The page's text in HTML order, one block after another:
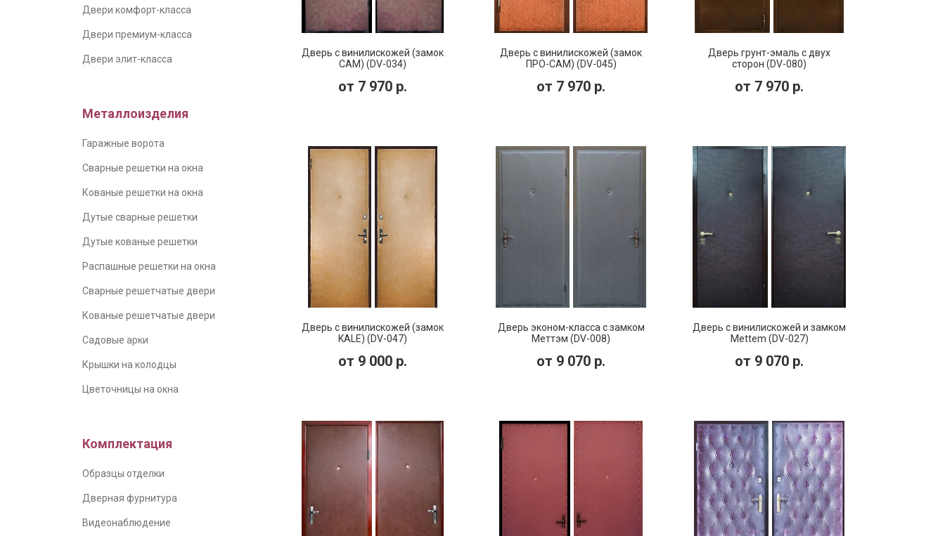
Двери комфорт-класса
Двери премиум-класса
Двери элит-класса
Металлоизделия
Гаражные ворота
Сварные решетки на окна
Кованые решетки на окна
Дутые сварные решетки
Дутые кованые решетки
Распашные решетки на окна
Сварные решетчатые двери
Кованые решетчатые двери
Садовые арки
Крышки на колодцы
Цветочницы на окна
Комплектация
Образцы отделки
Дверная фурнитура
Видеонаблюдение
Дверь с винилискожей (замок
САМ) (DV-034)
от 7 970 р.
Дверь с винилискожей (замок
ПРО-САМ) (DV-045)
от 7 970 р.
Дверь грунт-эмаль с двух
сторон (DV-080)
от 7 970 р.
Дверь с винилискожей (замок
KALE) (DV-047)
от 9 000 р.
Дверь эконом-класса с замком
Меттэм (DV-008)
от 9 070 р.
Дверь с винилискожей и замком
Mettem (DV-027)
от 9 070 р.